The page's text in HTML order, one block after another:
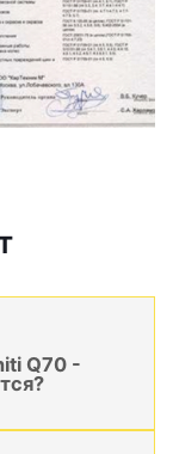
Q70 -